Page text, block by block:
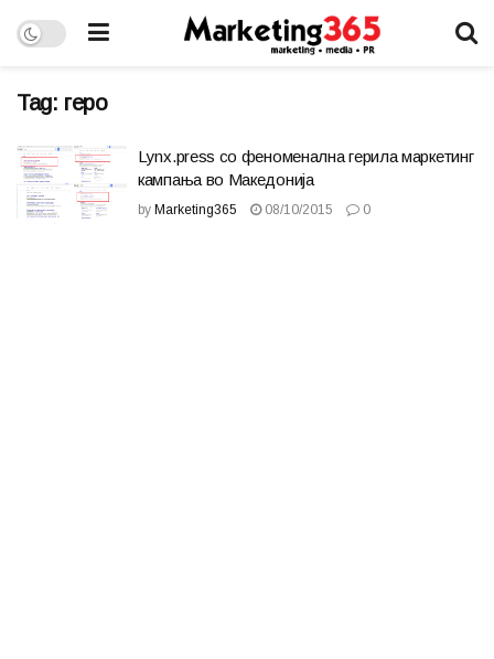
Tag: геро
Lynx.press со феноменална герила маркетинг
кампања во Македонија
by Marketing365 08/10/2015 0